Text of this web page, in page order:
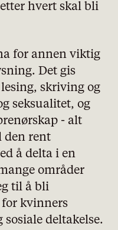
hvert skal bli
for annen viktig
Det gis
skriving og
seksualitet, og
- alt
den rent
å delta i en
områder
til å bli
for kvinners
deltakelse.